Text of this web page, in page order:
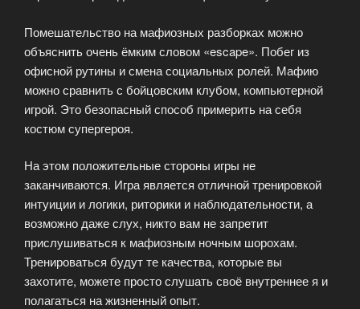
Помешательство на мафиозных разборках можно
объяснить очень ёмким словом «escape». Побег из
офисной рутины и смена социальных ролей. Мафию
можно сравнить с бойцовским клубом, компьютерной
игрой. Это безопасный способ примерить на себя
костюм супергероя.
На этом положительные стороны игры не
заканчиваются. Игра является отличной тренировкой
интуиции и логики, риторики и наблюдательности, а
возможно даже слух, никто вам не запретит
прислушиваться к мафиозным ночным шорохам.
Тренироваться будут те качества, которые вы
захотите, можете просто слушать своё внутреннее я и
полагаться на жизненный опыт.